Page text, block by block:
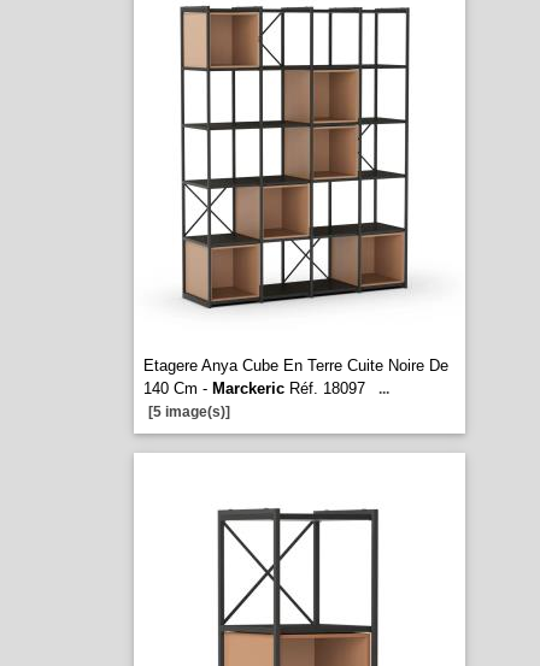
Etagere Anya Cube En Terre Cuite Noire De
140 Cm - MarckericRéf. 18097
...
[5 image(s)]